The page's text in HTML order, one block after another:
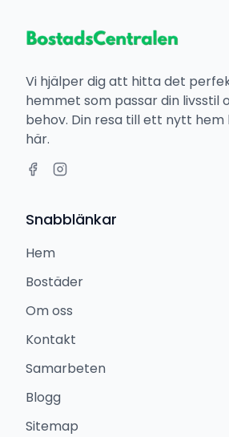
Vi hjälper dig att hitta det
hemmet som passar din livsstil
behov. Din resa till ett nytt hem
här.
Snabblänkar
Hem
Bostäder
Om oss
Kontakt
Samarbeten
Blogg
Sitemap